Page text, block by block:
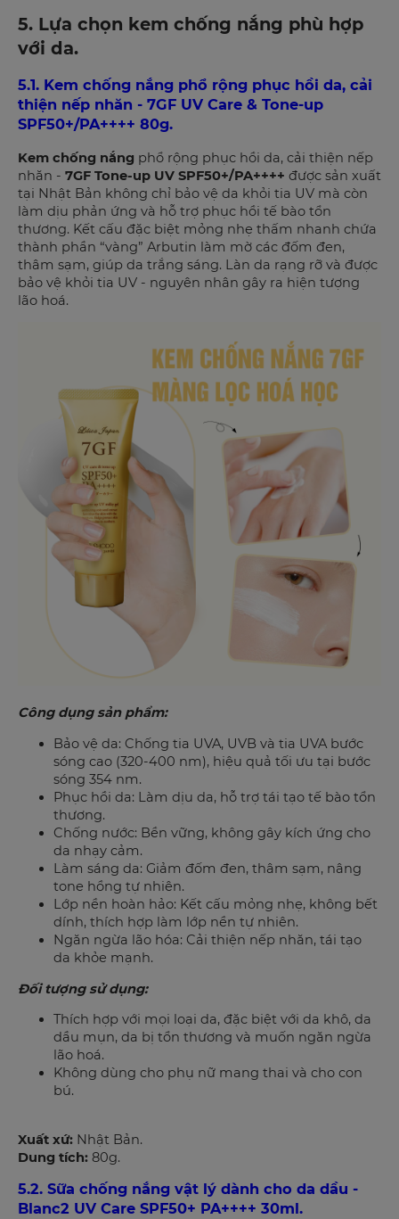
5. Lựa chọn kem chống nắng phù hợp
với da.
5.1. Kem chống nắng phổ rộng phục hồi da, cải
thiện nếp nhăn - 7GF UV Care & Tone-up
SPF50+/PA++++ 80g.
Kem chống nắng phổ rộng phục hồi da, cải thiện nếp
nhăn - 7GF Tone-up UV SPF50+/PA++++ được sản xuất
tại Nhật Bản không chỉ bảo vệ da khỏi tia UV mà còn
làm dịu phản ứng và hỗ trợ phục hồi tế bào tổn
thương. Kết cấu đặc biệt mỏng nhẹ thấm nhanh chứa
thành phần “vàng” Arbutin làm mờ các đốm đen,
thâm sạm, giúp da trắng sáng. Làn da rạng rỡ và được
bảo vệ khỏi tia UV - nguyên nhân gây ra hiện tượng
lão hoá.
Công dụng sản phẩm:
Bảo vệ da: Chống tia UVA, UVB và tia UVA bước
sóng cao (320-400 nm), hiệu quả tối ưu tại bước
sóng 354 nm.
Phục hồi da: Làm dịu da, hỗ trợ tái tạo tế bào tổn
thương.
Chống nước: Bền vững, không gây kích ứng cho
da nhạy cảm.
Làm sáng da: Giảm đốm đen, thâm sạm, nâng
tone hồng tự nhiên.
Lớp nền hoàn hảo: Kết cấu mỏng nhẹ, không bết
dính, thích hợp làm lớp nền tự nhiên.
Ngăn ngừa lão hóa: Cải thiện nếp nhăn, tái tạo
da khỏe mạnh.
Đối tượng sử dụng:
Thích hợp với mọi loại da, đặc biệt với da khô, da
dầu mụn, da bị tổn thương và muốn ngăn ngừa
lão hoá.
Không dùng cho phụ nữ mang thai và cho con
bú.
Xuất xứ: Nhật Bản.
Dung tích: 80g.
5.2. Sữa chống nắng vật lý dành cho da dầu -
Blanc2 UV Care SPF50+ PA++++ 30ml.